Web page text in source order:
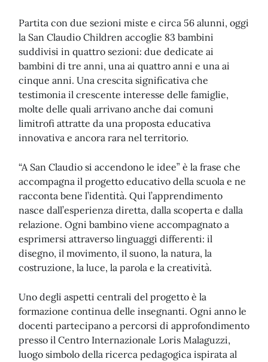
Partita con due sezioni miste e circa 56 alunni, oggi
la San Claudio Children accoglie 83 bambini
suddivisi in quattro sezioni: due dedicate ai
bambini di tre anni, una ai quattro anni e una ai
cinque anni. Una crescita significativa che
testimonia il crescente interesse delle famiglie,
molte delle quali arrivano anche dai comuni
limitrofi attratte da una proposta educativa
innovativa e ancora rara nel territorio.
“A San Claudio si accendono le idee” è la frase che
accompagna il progetto educativo della scuola e ne
racconta bene l’identità. Qui l’apprendimento
nasce dall’esperienza diretta, dalla scoperta e dalla
relazione. Ogni bambino viene accompagnato a
esprimersi attraverso linguaggi differenti: il
disegno, il movimento, il suono, la natura, la
costruzione, la luce, la parola e la creatività.
Uno degli aspetti centrali del progetto è la
formazione continua delle insegnanti. Ogni anno le
docenti partecipano a percorsi di approfondimento
presso il Centro Internazionale Loris Malaguzzi,
luogo simbolo della ricerca pedagogica ispirata al